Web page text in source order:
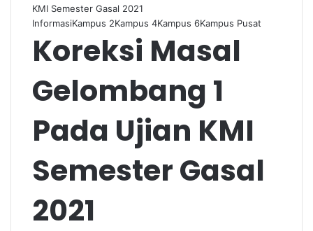
KMI Semester Gasal 2021
InformasiKampus 2Kampus 4Kampus 6Kampus Pusat
Koreksi Masal
Gelombang 1
Pada Ujian KMI
Semester Gasal
2021